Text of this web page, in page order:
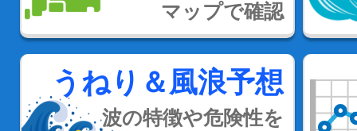
マップで確認
うねり＆風浪予想
波の特徴や危険性を